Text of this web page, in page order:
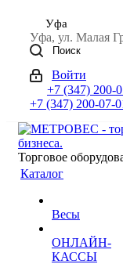
Уфа
Уфа, ул. Малая
Поиск
Войти
+7 (347) 200-
+7 (347) 200-07-
Торговое
Каталог
Весы
ОНЛАЙН-
КАССЫ